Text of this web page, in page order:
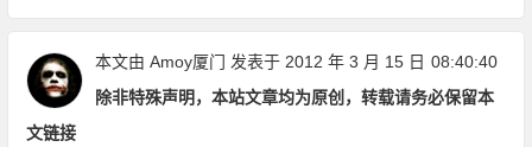
节目
本文由 Amoy厦门 发表于 2012 年 3 月 15 日 08:40:40
除非特殊声明，本站文章均为原创，转载请务必保留本
文链接